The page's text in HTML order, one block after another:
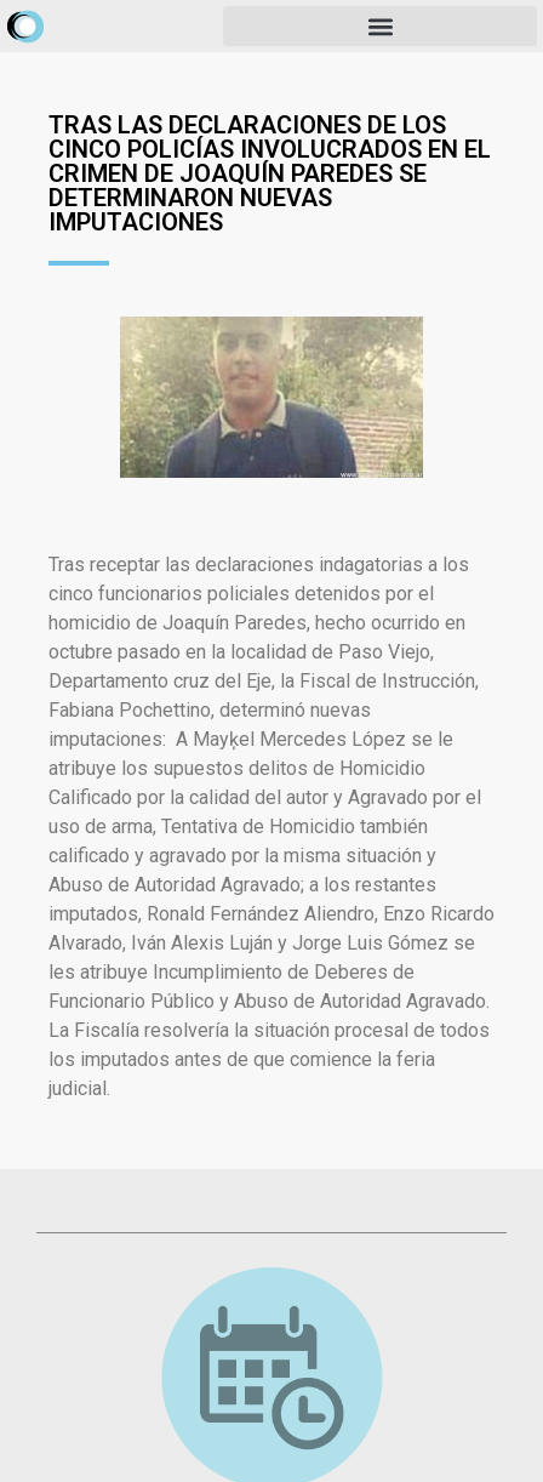
TRAS LAS DECLARACIONES DE LOS
CINCO POLICÍAS INVOLUCRADOS EN EL
CRIMEN DE JOAQUÍN PAREDES SE
DETERMINARON NUEVAS
IMPUTACIONES
Tras receptar las declaraciones indagatorias a los
cinco funcionarios policiales detenidos por el
homicidio de Joaquín Paredes, hecho ocurrido en
octubre pasado en la localidad de Paso Viejo,
Departamento cruz del Eje, la Fiscal de Instrucción,
Fabiana Pochettino, determinó nuevas
imputaciones: A Mayķel Mercedes López se le
atribuye los supuestos delitos de Homicidio
Calificado por la calidad del autor y Agravado por el
uso de arma, Tentativa de Homicidio también
calificado y agravado por la misma situación y
Abuso de Autoridad Agravado; a los restantes
imputados, Ronald Fernández Aliendro, Enzo Ricardo
Alvarado, Iván Alexis Luján y Jorge Luis Gómez se
les atribuye Incumplimiento de Deberes de
Funcionario Público y Abuso de Autoridad Agravado.
La Fiscalía resolvería la situación procesal de todos
los imputados antes de que comience la feria
judicial.